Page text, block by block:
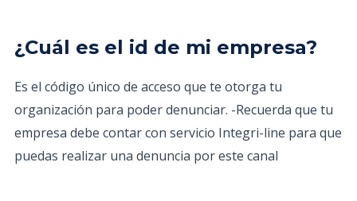
¿Cuál es el id de mi empresa?
Es el código único de acceso que te otorga tu
organización para poder denunciar. -Recuerda que tu
empresa debe contar con servicio Integri-line para que
puedas realizar una denuncia por este canal